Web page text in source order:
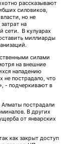
рассказывают
силовиков,
но не
на
сети. В кулуарах
миллиарды
силами
на внешние
нападению
не пострадало, что
- подчеркивают в
Алматы пострадали
В других
от январских
как закрыт доступ